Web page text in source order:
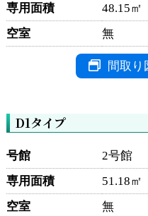
専用面積
48.15㎡
空室
無
間取り
D1タイプ
号館
2号館
専用面積
51.18㎡
空室
無